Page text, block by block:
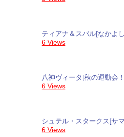
ティアナ＆スバル[なかよ
6 Views
八神ヴィータ[秋の運動会
6 Views
シュテル・スタークス[サ
6 Views